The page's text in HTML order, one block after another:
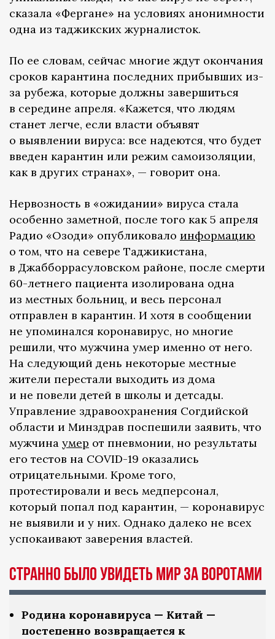
сказала «Фергане» на условиях анонимности
одна из таджикских журналисток.
По ее словам, сейчас многие ждут окончания
сроков карантина последних прибывших из-
за рубежа, которые должны завершиться
в середине апреля. «Кажется, что людям
станет легче, если власти объявят
о выявлении вируса: все надеются, что будет
введен карантин или режим самоизоляции,
как в других странах», — говорит она.
Нервозность в «ожидании» вируса стала
особенно заметной, после того как 5 апреля
Радио «Озоди» опубликовало информацию
о том, что на севере Таджикистана,
в Джабборрасуловском районе, после смерти
60-летнего пациента изолирована одна
из местных больниц, и весь персонал
отправлен в карантин. И хотя в сообщении
не упоминался коронавирус, но многие
решили, что мужчина умер именно от него.
На следующий день некоторые местные
жители перестали выходить из дома
и не повели детей в школы и детсады.
Управление здравоохранения Согдийской
области и Минздрав поспешили заявить, что
мужчина умер от пневмонии, но результаты
его тестов на COVID-19 оказались
отрицательными. Кроме того,
протестировали и весь медперсонал,
который попал под карантин, — коронавирус
не выявили и у них. Однако далеко не всех
успокаивают заверения властей.
Странно было увидеть мир за воротами
Родина коронавируса — Китай —
постепенно возвращается к